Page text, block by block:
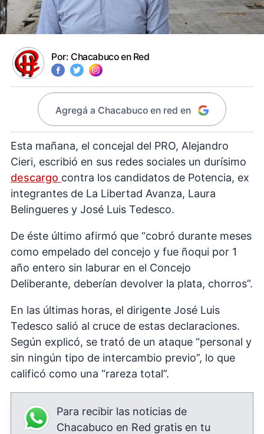
Por: Chacabuco en Red
Agregá a Chacabuco en red en
Esta mañana, el concejal del PRO, Alejandro
Cieri, escribió en sus redes sociales un durísimo
descargo contra los candidatos de Potencia, ex
integrantes de La Libertad Avanza, Laura
Belingueres y José Luis Tedesco.
De éste último afirmó que “cobró durante meses
como empelado del concejo y fue ñoqui por 1
año entero sin laburar en el Concejo
Deliberante, deberían devolver la plata, chorros”.
En las últimas horas, el dirigente José Luis
Tedesco salió al cruce de estas declaraciones.
Según explicó, se trató de un ataque “personal y
sin ningún tipo de intercambio previo”, lo que
calificó como una “rareza total”.
Para recibir las noticias de
Chacabuco en Red gratis en tu